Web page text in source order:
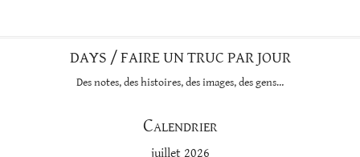
DAYS / FAIRE UN TRUC PAR JOUR
Des notes, des histoires, des images, des gens…
Calendrier
juillet 2026